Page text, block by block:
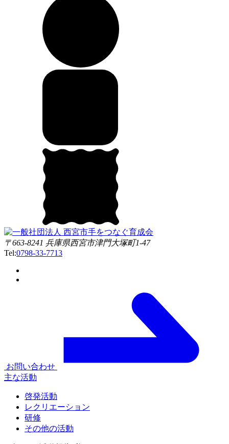
〒663-8241 兵庫県西宮市津門大塚町1-47
Tel:0798-33-7713
お問い合わせ
主な活動
啓発活動
レクリエーション
研修
その他の活動